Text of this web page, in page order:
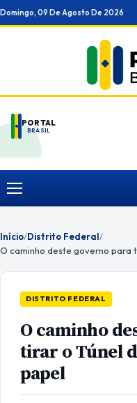
Ir
para
Domingo, 09 De Agosto De 2026
PORTAL
BRASIL
Menu
Início/Distrito Federal/
O caminho deste governo para
DISTRITO FEDERAL
O caminho
tirar o Túnel
papel